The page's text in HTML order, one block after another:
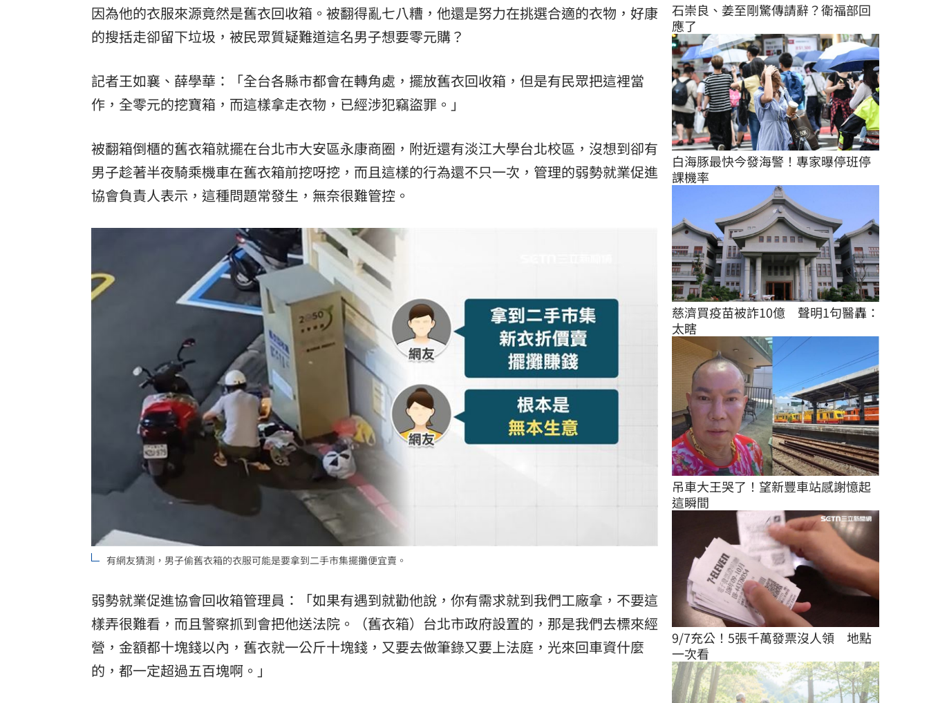
因為他的衣服來源竟然是舊衣回收箱。被翻得亂七八糟，他還是努力在挑選合適的衣物，好康
的搜括走卻留下垃圾，被民眾質疑難道這名男子想要零元購？
記者王如襄、薛學華：「全台各縣市都會在轉角處，擺放舊衣回收箱，但是有民眾把這裡當
作，全零元的挖寶箱，而這樣拿走衣物，已經涉犯竊盜罪。」
被翻箱倒櫃的舊衣箱就擺在台北市大安區永康商圈，附近還有淡江大學台北校區，沒想到卻有
男子趁著半夜騎乘機車在舊衣箱前挖呀挖，而且這樣的行為還不只一次，管理的弱勢就業促進
協會負責人表示，這種問題常發生，無奈很難管控。
有網友猜測，男子偷舊衣箱的衣服可能是要拿到二手市集擺攤便宜賣。
弱勢就業促進協會回收箱管理員：「如果有遇到就勸他說，你有需求就到我們工廠拿，不要這
樣弄很難看，而且警察抓到會把他送法院。（舊衣箱）台北市政府設置的，那是我們去標來經
營，金額都十塊錢以內，舊衣就一公斤十塊錢，又要去做筆錄又要上法庭，光來回車資什麼
的，都一定超過五百塊啊。」
石崇良、姜至剛驚傳請辭？衛福部回
應了
白海豚最快今發海警！專家曝停班停
課機率
慈濟買疫苗被詐10億　聲明1句醫轟：
太瞎
吊車大王哭了！望新豐車站感謝憶起
這瞬間
9/7充公！5張千萬發票沒人領　地點
一次看